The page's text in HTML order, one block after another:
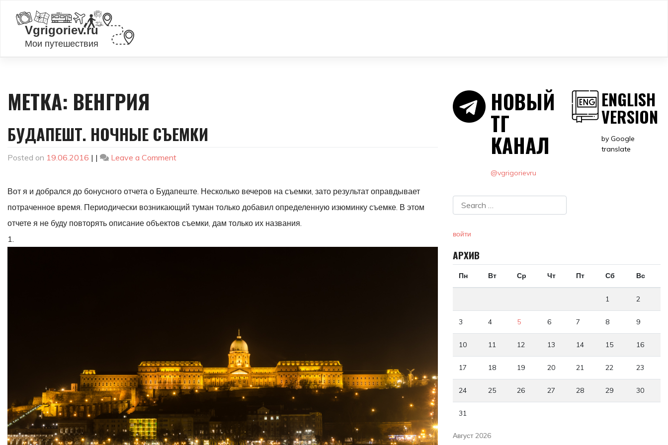
content
МЕТКА: ВЕНГРИЯ
БУДАПЕШТ. НОЧНЫЕ СЪЕМКИ
Posted on 19.06.2016 | | Leave a Commenton
съемки
Вот я и добрался до бонусного отчета о Будапеште. Несколько вечеров на съемки, зато результат оправдывает
потраченное время. Периодически возникающий туман только добавил определенную изюминку съемке. В этом
отчете я не буду повторять описание объектов съемки, дам только их названия.
1.
НОВЫЙ
ТГ
КАНАЛ
@vgrigorievru
ENGLISH
VERSION
by Google
translate
войти
АРХИВ
Август 2026
Пн Вт Ср Чт Пт Сб Вс
1 2
3 4 5 6 7 8 9
10 11 12 13 14 15 16
17 18 19 20 21 22 23
24 25 26 27 28 29 30
31